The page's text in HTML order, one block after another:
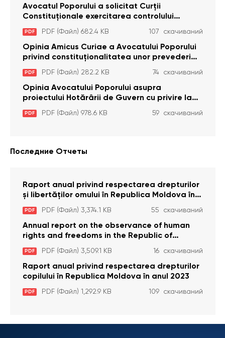
Avocatul Poporului a solicitat Curţii
Constituţionale exercitarea controlului
constituţionalităţii unor prevederi cu privire la
plata alocației sociale de stat persoanelor
cu dizabilitați care sunt private de liberate
PDF PDF (Файл) 682.4 KB 107 скачиваний
Opinia Amicus Curiae a Avocatului Poporului
privind constituționalitatea unor prevederi
care interzic angajarea în organizațiile de
pază particulară a persoanelor condamnate
pentru comiterea cu intenție a unor infracțiuni
a fost luată în considerare de Curtea
Constituțională
PDF PDF (Файл) 282.2 KB 74 скачиваний
Opinia Avocatului Poporului asupra
proiectului Hotărârii de Guvern cu privire la
aprobarea proiectului de lege privind
activitatea sanitară veterinarăa
PDF PDF (Файл) 978.6 KB 59 скачиваний
Последние Отчеты
Raport anual privind respectarea drepturilor
și libertăților omului în Republica Moldova în
anul 2023
PDF PDF (Файл) 3,374.1 KB 55 скачиваний
Annual report on the observance of human
rights and freedoms in the Republic of
Moldova in 2023
PDF PDF (Файл) 3,509.1 KB 16 скачиваний
Raport anual privind respectarea drepturilor
copilului în Republica Moldova în anul 2023
PDF PDF (Файл) 1,292.9 KB 109 скачиваний